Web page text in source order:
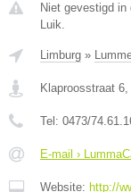
Niet gevestigd
Luik.
Limburg »
Klaproosstraat 6,
Tel: 0473/
E-mail ›
Website: http://